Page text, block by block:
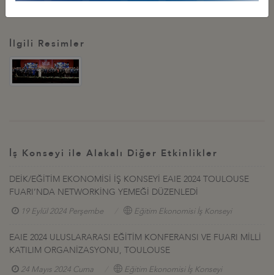
İlgili Resimler
İş Konseyi ile Alakalı Diğer Etkinlikler
DEİK/EĞİTİM EKONOMİSİ İŞ KONSEYİ EAIE 2024 TOULOUSE
FUARI’NDA NETWORKİNG YEMEĞİ DÜZENLEDİ
19 Eylül 2024 Perşembe Eğitim Ekonomisi İş Konseyi
EAIE 2024 ULUSLARARASI EĞİTİM KONFERANSI VE FUARI MİLLİ
KATILIM ORGANİZASYONU, TOULOUSE
24 Mayıs 2024 Cuma Eğitim Ekonomisi İş Konseyi